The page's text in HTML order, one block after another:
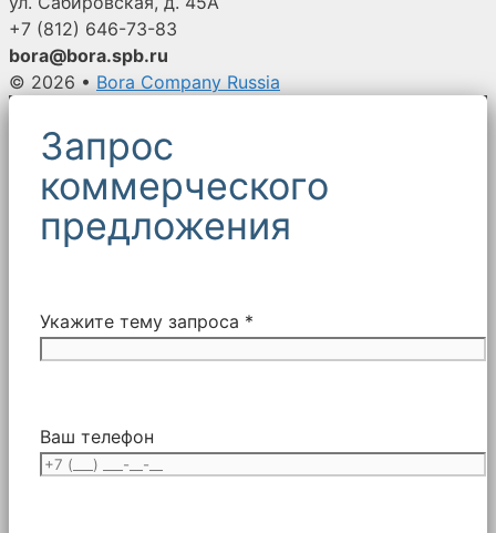
+7 (812) 646-73-83
bora@bora.spb.ru
© 2026 • Bora Company Russia
Запрос
коммерческого
предложения
Укажите тему запроса *
Ваш телефон